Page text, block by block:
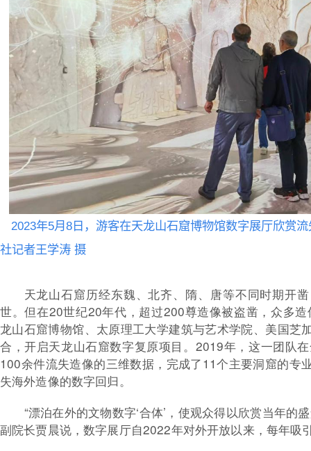
2023年5月8日，游客在天龙山石窟博物馆数字展厅欣赏
社记者王学涛 摄
天龙山石窟历经东魏、北齐、隋、唐等不同时期开
世。但在20世纪20年代，超过200尊造像被盗凿，众多
龙山石窟博物馆、太原理工大学建筑与艺术学院、美国芝
合，开启天龙山石窟数字复原项目。2019年，这一团队
100余件流失造像的三维数据，完成了11个主要洞窟的专
失海外造像的数字回归。
“漂泊在外的文物数字‘合体’，使观众得以欣赏当年的
副院长贾晨说，数字展厅自2022年对外开放以来，每年吸